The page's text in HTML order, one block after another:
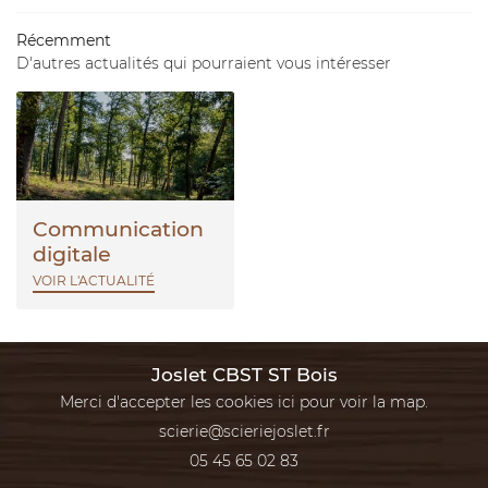
CONTACT
Récemment
D'autres actualités qui pourraient vous intéresser
Communication
digitale
VOIR L'ACTUALITÉ
Joslet CBST ST Bois
Merci d'accepter les cookies ici pour voir la map.
05 45 65 02 83